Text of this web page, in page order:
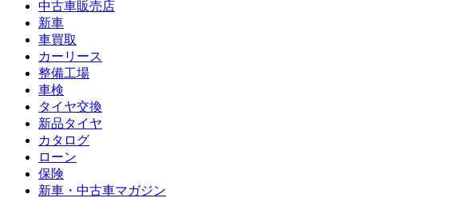
中古車販売店
新車
車買取
カーリース
整備工場
車検
タイヤ交換
新品タイヤ
カタログ
ローン
保険
新車・中古車マガジン